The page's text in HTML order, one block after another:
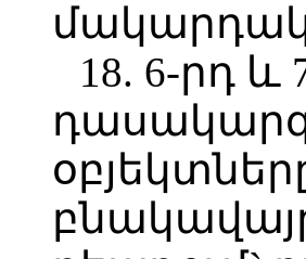
18. 6-րդ